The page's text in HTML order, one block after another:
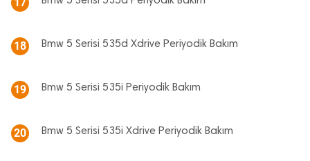
18 Bmw 5 Serisi 535d Xdrive Periyodik Bakım
19 Bmw 5 Serisi 535i Periyodik Bakım
20 Bmw 5 Serisi 535i Xdrive Periyodik Bakım